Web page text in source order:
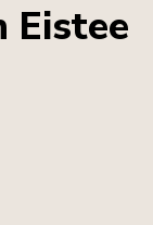
Eistee